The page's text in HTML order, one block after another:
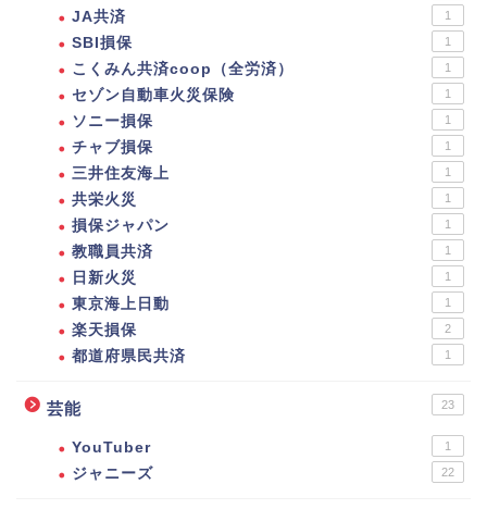
JA共済 1
SBI損保 1
こくみん共済coop（全労済） 1
セゾン自動車火災保険 1
ソニー損保 1
チャブ損保 1
三井住友海上 1
共栄火災 1
損保ジャパン 1
教職員共済 1
日新火災 1
東京海上日動 1
楽天損保 2
都道府県民共済 1
芸能 23
YouTuber 1
ジャニーズ 22